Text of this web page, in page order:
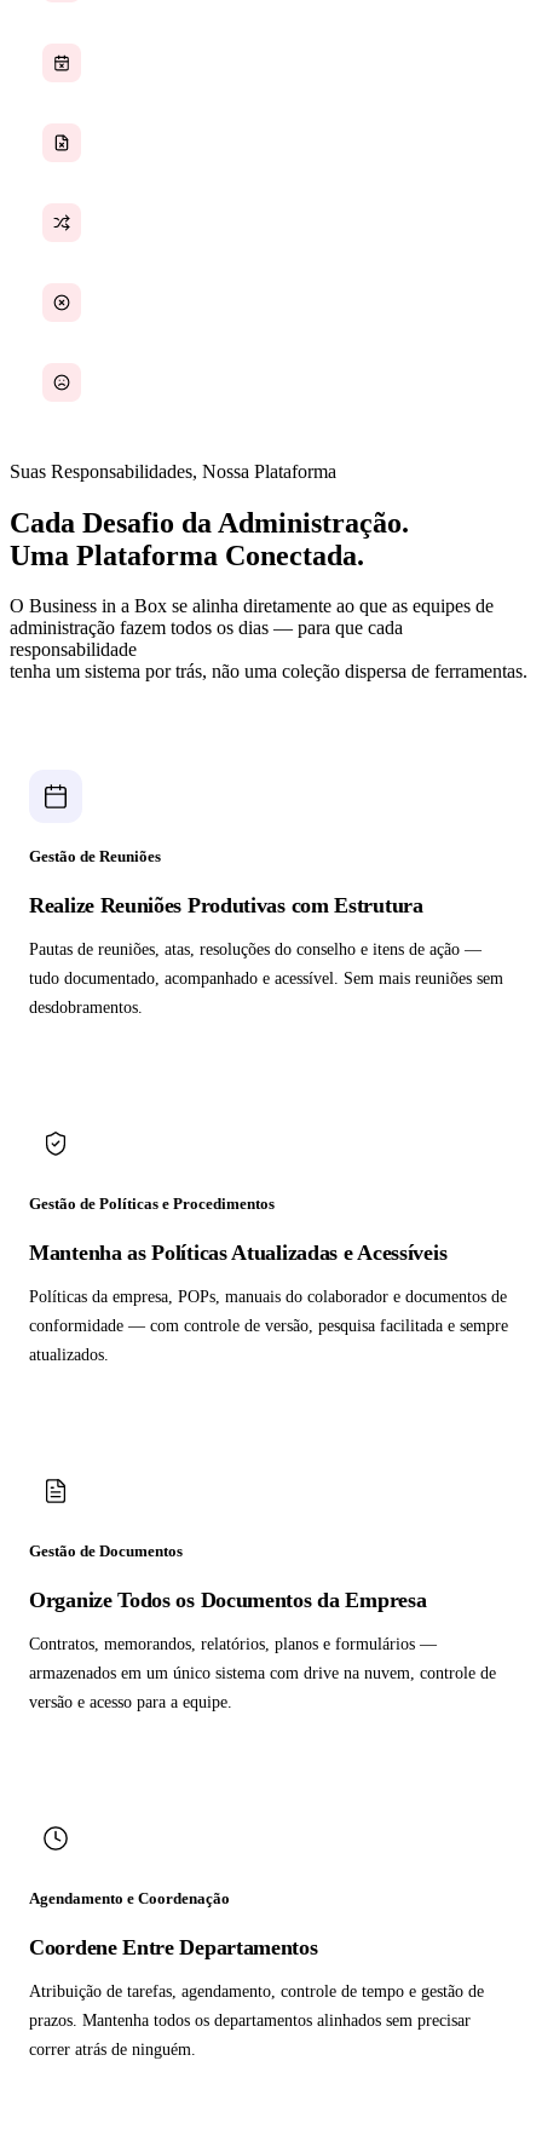
Suas Responsabilidades, Nossa Plataforma
Cada Desafio da Administração.
Uma Plataforma Conectada.
O Business in a Box se alinha diretamente ao que as equipes de
administração fazem todos os dias — para que cada
responsabilidade
tenha um sistema por trás, não uma coleção dispersa de ferramentas.
Gestão de Reuniões
Realize Reuniões Produtivas com Estrutura
Pautas de reuniões, atas, resoluções do conselho e itens de ação —
tudo documentado, acompanhado e acessível. Sem mais reuniões sem
desdobramentos.
Gestão de Políticas e Procedimentos
Mantenha as Políticas Atualizadas e Acessíveis
Políticas da empresa, POPs, manuais do colaborador e documentos de
conformidade — com controle de versão, pesquisa facilitada e sempre
atualizados.
Gestão de Documentos
Organize Todos os Documentos da Empresa
Contratos, memorandos, relatórios, planos e formulários —
armazenados em um único sistema com drive na nuvem, controle de
versão e acesso para a equipe.
Agendamento e Coordenação
Coordene Entre Departamentos
Atribuição de tarefas, agendamento, controle de tempo e gestão de
prazos. Mantenha todos os departamentos alinhados sem precisar
correr atrás de ninguém.